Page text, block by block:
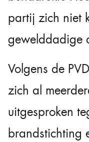
partij zich niet
gewelddadige
Volgens de
zich al
uitgesproken
brandstichting